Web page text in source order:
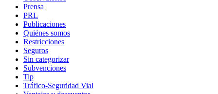
Prensa
PRL
Publicaciones
Quiénes somos
Restricciones
Seguros
Sin categorizar
Subvenciones
Tip
Tráfico-Seguridad Vial